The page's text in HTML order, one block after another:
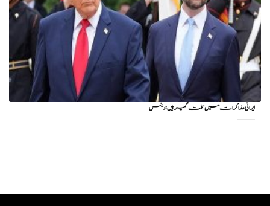
ایرانی مذاکرات میں سخت گیر ہیں: وینس